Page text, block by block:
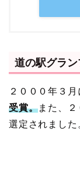
道の駅グラ
２０００年３
受賞。また、
選定されました